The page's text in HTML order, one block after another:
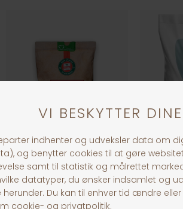
Salvana Optimum Omega
DKK 329,00
Nordic
DKK